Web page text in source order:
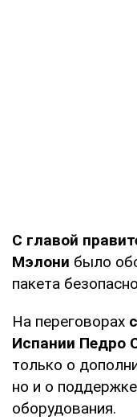
С главой
Мэлони было
пакета
На переговорах
Испании Педро
только о
но и о
оборудования.